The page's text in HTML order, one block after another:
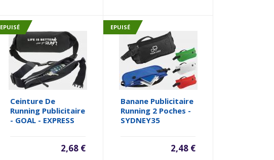
EPUISÉ
Ceinture De
Running Publicitaire
- GOAL - EXPRESS
2,68 €
EPUISÉ
Banane Publicitaire
Running 2 Poches -
SYDNEY35
2,48 €